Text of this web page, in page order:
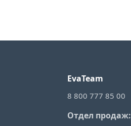
EvaTeam
8 800 777 85 00
Отдел продаж: